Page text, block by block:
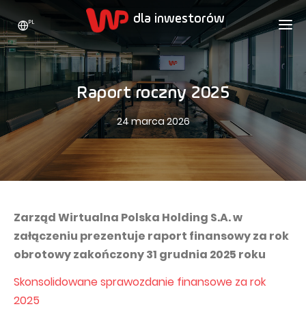
WP HOLDING
Kim jesteśmy
Strategia rozwoju
Statystyki
Wartości
Nasze marki
Historia
Biuro prasowe
Zrównoważony rozwój
DLA INWESTORÓW
AKCJE
Bieżące notowania
Akcje WPL
Dywidenda
Analitycy
Ogłoszenia
Programy motywacyjne
REKLAMA
WP Media
Totalmoney
Extradom
Nocowanie.pl
Superauto.pl
KONTAKT
PL
Raport roczny 2025
24 marca 2026
Zarząd Wirtualna Polska Holding S.A. w
załączeniu prezentuje raport finansowy za rok
obrotowy zakończony 31 grudnia 2025 roku
Skonsolidowane sprawozdanie finansowe za rok
2025